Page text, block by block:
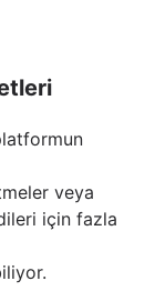
veya
için fazla